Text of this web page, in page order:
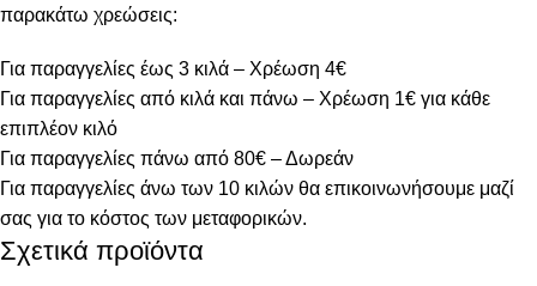
παρακάτω χρεώσεις:
Για παραγγελίες έως 3 κιλά – Χρέωση 4€
Για παραγγελίες από κιλά και πάνω – Χρέωση 1€ για κάθε
επιπλέον κιλό
Για παραγγελίες πάνω από 80€ – Δωρεάν
Για παραγγελίες άνω των 10 κιλών θα επικοινωνήσουμε μαζί
σας για το κόστος των μεταφορικών.
Σχετικά προϊόντα